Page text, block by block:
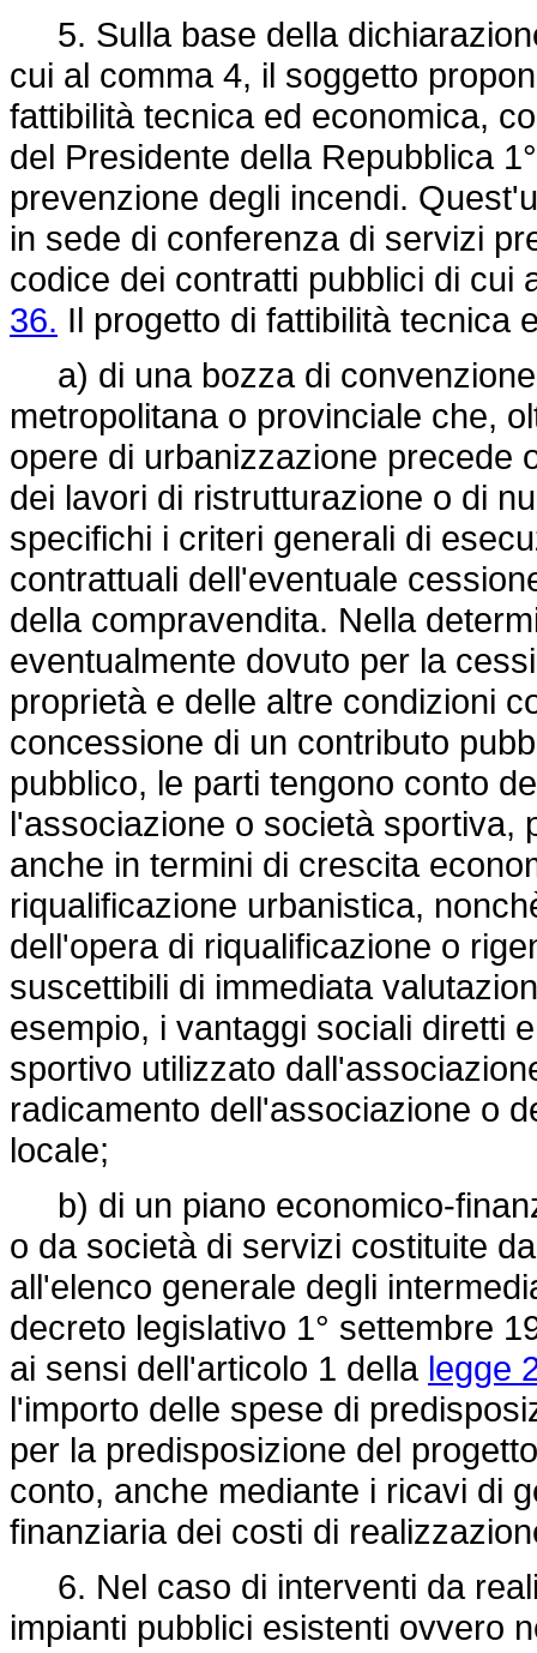
5. Sulla base della
cui al comma 4, il soggetto
fattibilità tecnica ed economica,
del Presidente della Repubblica
prevenzione degli incendi.
in sede di conferenza di servizi
codice dei contratti pubblici di cui
36. Il progetto di fattibilità tecnica
a) di una bozza di
metropolitana o provinciale che,
opere di urbanizzazione precede
dei lavori di ristrutturazione o di
specifichi i criteri generali di
contrattuali dell'eventuale
della compravendita. Nella
eventualmente dovuto per la
proprietà e delle altre condizioni
concessione di un contributo
pubblico, le parti tengono conto
l'associazione o società sportiva,
anche in termini di crescita
riqualificazione urbanistica,
dell'opera di riqualificazione o
suscettibili di immediata
esempio, i vantaggi sociali diretti
sportivo utilizzato
radicamento dell'associazione o
locale;
b) di un piano economico-
o da società di servizi costituite
all'elenco generale degli
decreto legislativo 1° settembre
ai sensi dell'articolo 1 della legge
l'importo delle spese di
per la predisposizione del
conto, anche mediante i ricavi di
finanziaria dei costi di
6. Nel caso di interventi da
impianti pubblici esistenti ovvero